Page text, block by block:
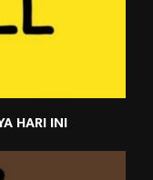
HARI INI